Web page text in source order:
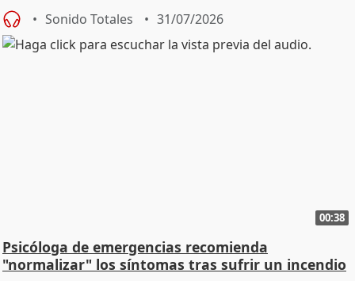
Sonido Totales 31/07/2026
00:38
Psicóloga de emergencias recomienda
"normalizar" los síntomas tras sufrir un incendio